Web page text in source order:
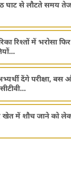
घाट से लौटते समय तेज
रिश्तों में भरोसा
देंगे परीक्षा, बस
खेत में शौच जाने को